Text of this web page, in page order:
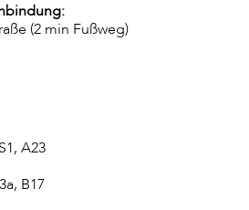
(2 min Fußweg)
A23
B17